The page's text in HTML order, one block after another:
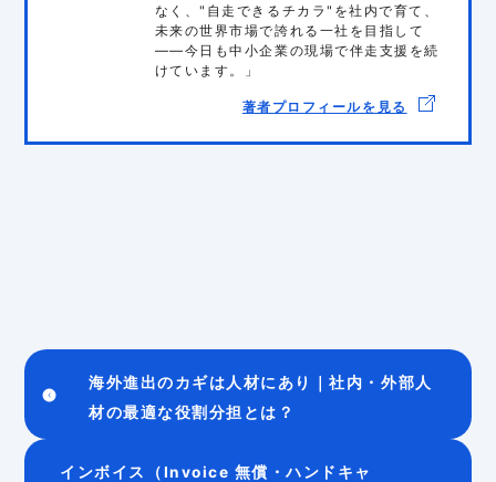
なく、"自走できるチカラ"を社内で育て、
未来の世界市場で誇れる一社を目指して
——今日も中小企業の現場で伴走支援を続
けています。」
著者プロフィールを見る
海外進出のカギは人材にあり｜社内・外部人
材の最適な役割分担とは？
インボイス（Invoice 無償・ハンドキャ